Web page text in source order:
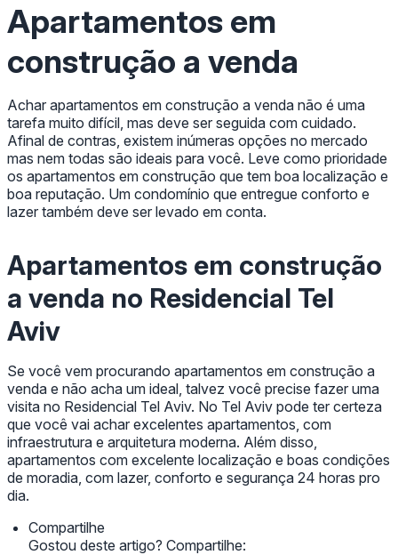
Apartamentos em
construção a venda
Achar apartamentos em construção a venda não é uma
tarefa muito difícil, mas deve ser seguida com cuidado.
Afinal de contras, existem inúmeras opções no mercado
mas nem todas são ideais para você. Leve como prioridade
os apartamentos em construção que tem boa localização e
boa reputação. Um condomínio que entregue conforto e
lazer também deve ser levado em conta.
Apartamentos em construção
a venda no Residencial Tel
Aviv
Se você vem procurando apartamentos em construção a
venda e não acha um ideal, talvez você precise fazer uma
visita no Residencial Tel Aviv. No Tel Aviv pode ter certeza
que você vai achar excelentes apartamentos, com
infraestrutura e arquitetura moderna. Além disso,
apartamentos com excelente localização e boas condições
de moradia, com lazer, conforto e segurança 24 horas pro
dia.
Compartilhe
Gostou deste artigo? Compartilhe: